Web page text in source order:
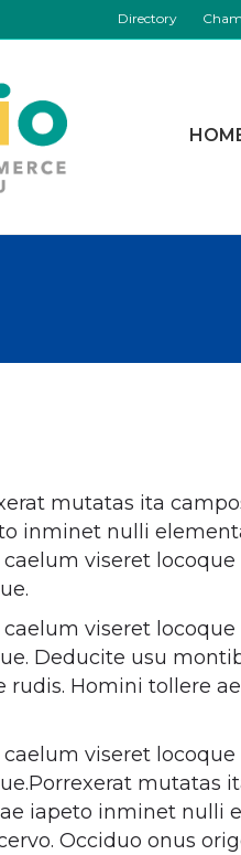
Directory
mutatas ita
inminet nulli
viseret
viseret
Deducite usu
Homini tollere
viseret
mutatas
iapeto inminet
Occiduo onus